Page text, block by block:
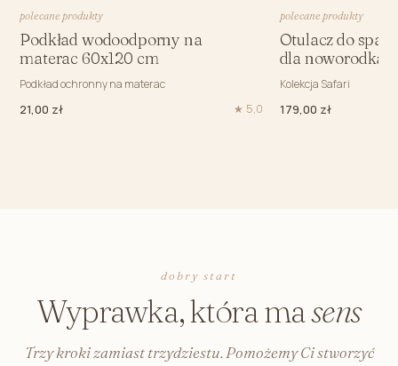
polecane produkty
Podkład wodoodporny na
materac 60x120 cm
Podkład ochronny na materac
21,00 zł ★ 5,0
polecane produkty
Otulacz do
dla noworodka
Kolekcja Safari
179,00 zł
dobry start
Wyprawka, która masens
Trzy kroki zamiast trzydziestu. Pomożemy Ci stworzyć